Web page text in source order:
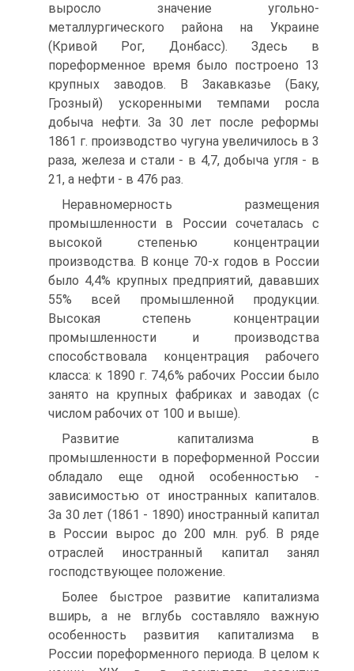
выросло значение угольно-
металлургического района на Украине
(Кривой Рог, Донбасс). Здесь в
пореформенное время было построено 13
крупных заводов. В Закавказье (Баку,
Грозный) ускоренными темпами росла
добыча нефти. За 30 лет после реформы
1861 г. производство чугуна увеличилось в 3
раза, железа и стали - в 4,7, добыча угля - в
21, а нефти - в 476 раз.
Неравномерность размещения
промышленности в России сочеталась с
высокой степенью концентрации
производства. В конце 70-х годов в России
было 4,4% крупных предприятий, дававших
55% всей промышленной продукции.
Высокая степень концентрации
промышленности и производства
способствовала концентрация рабочего
класса: к 1890 г. 74,6% рабочих России было
занято на крупных фабриках и заводах (с
числом рабочих от 100 и выше).
Развитие капитализма в
промышленности в пореформенной России
обладало еще одной особенностью -
зависимостью от иностранных капиталов.
За 30 лет (1861 - 1890) иностранный капитал
в России вырос до 200 млн. руб. В ряде
отраслей иностранный капитал занял
господствующее положение.
Более быстрое развитие капитализма
вширь, а не вглубь составляло важную
особенность развития капитализма в
России пореформенного периода. В целом к